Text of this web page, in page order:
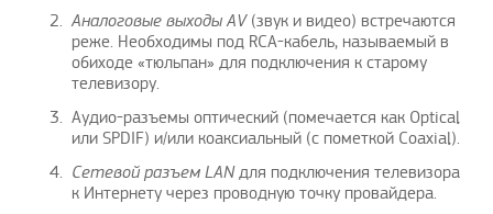
Аналоговые выходыAV(звук и видео) встречаются
реже. Необходимы под RCA-кабель, называемый в
обиходе «тюльпан» для подключения к старому
телевизору.
Аудио-разъемы оптический (помечается как Optical
или SPDIF) и/или коаксиальный (с пометкой Coaxial).
Сетевой разъем LANдля подключения телевизора
к Интернету через проводную точку провайдера.